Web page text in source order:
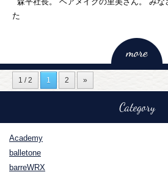
た
1 / 2 1 2 »
Category
Academy
balletone
barreWRX